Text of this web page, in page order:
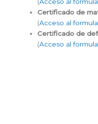
Certificado de
(Acceso al
Certificado de
(Acceso al